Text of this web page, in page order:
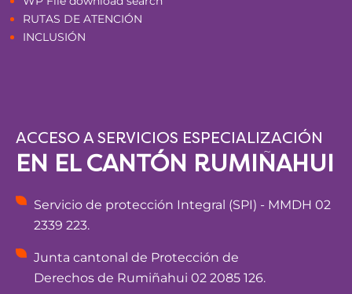
RUTAS DE ATENCIÓN
INCLUSIÓN
ACCESO A SERVICIOS ESPECIALIZACIÓN
EN EL CANTÓN RUMIÑAHUI
Servicio de protección Integral (SPI) - MMDH 02
2339 223.
Junta cantonal de Protección de
Derechos de Rumiñahui 02 2085 126.